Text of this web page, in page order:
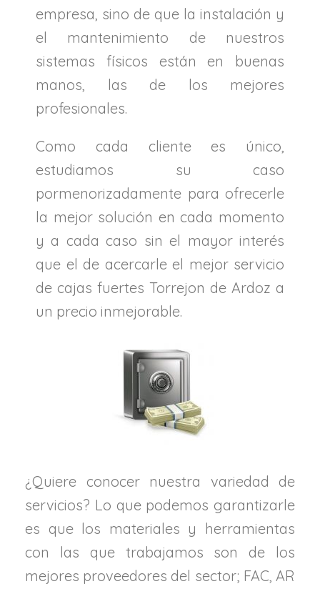
empresa, sino de que la instalación y
el mantenimiento de nuestros
sistemas físicos están en buenas
manos, las de los mejores
profesionales.
Como cada cliente es único,
estudiamos su caso
pormenorizadamente para ofrecerle
la mejor solución en cada momento
y a cada caso sin el mayor interés
que el de acercarle el mejor servicio
de cajas fuertes Torrejon de Ardoz a
un precio inmejorable.
¿Quiere conocer nuestra variedad de
servicios? Lo que podemos garantizarle
es que los materiales y herramientas
con las que trabajamos son de los
mejores proveedores del sector; FAC, AR